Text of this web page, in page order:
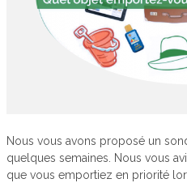
Nous vous avons proposé un
quelques semaines. Nous vous
que vous emportiez en priorité